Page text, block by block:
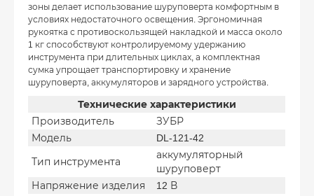
зоны делает использование шуруповерта комфортным в
условиях недостаточного освещения. Эргономичная
рукоятка с противоскользящей накладкой и масса около
1 кг способствуют контролируемому удержанию
инструмента при длительных циклах, а комплектная
сумка упрощает транспортировку и хранение
шуруповерта, аккумуляторов и зарядного устройства.
Технические характеристики
Производитель
ЗУБР
Модель
DL-121-42
Тип инструмента
аккумуляторный
шуруповерт
Напряжение изделия
12 В